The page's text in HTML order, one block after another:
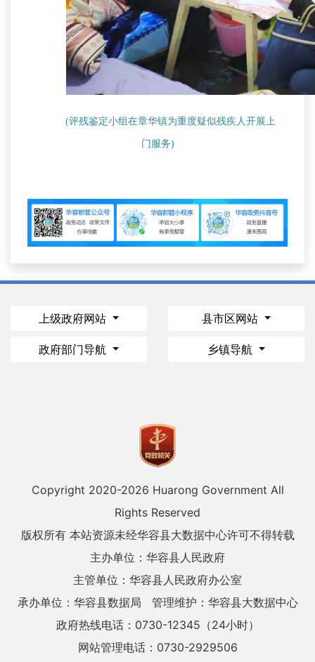
(评残鉴定小组在章华镇为重度疑似残疾人开展上
门服务)
上级政府网站 县市区网站
政府部门导航 乡镇导航
Copyright 2020-2026 Huarong Government All
Rights Reserved
版权所有 本站资源未经华容县大数据中心许可不得转载
主办单位：华容县人民政府
主管单位：华容县人民政府办公室
承办单位：华容县数据局
管理维护：华容县大数据中心
政府热线电话：0730-12345（24小时）
网站管理电话：0730-2929506